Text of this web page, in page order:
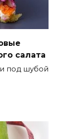
салата
под шубой